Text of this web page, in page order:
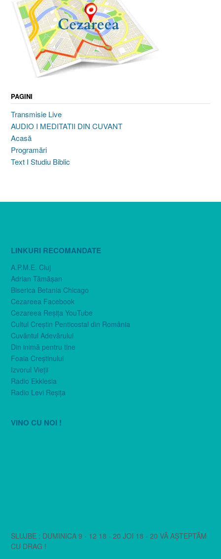
PAGINI
Transmisie Live
AUDIO I MEDITATII DIN CUVANT
Acasă
Programări
Text I Studiu Biblic
LINKURI RECOMANDATE
A.P.M.E. Cluj
Adrian Tămăşan
Biserica Betania Chicago
Cezareea Facebook
Cezareea Reşiţa YouTube
Cultul Creştin Penticostal din România
Cuvântul Adevărului
Din inimă pentru tine
Foaia Creştinului
Izvorul Vieţii
Radio Ekklesia
Radio Levi Reşiţa
VINO CU NOI !
SLUJBE : DUMINICA 9 - 12 18 - 20 JOI 18 - 20 VĂ AȘTEPTĂM
CU DRAG !